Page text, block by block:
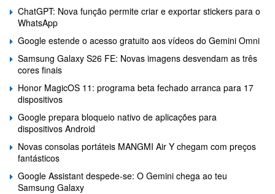
ChatGPT: Nova função permite criar e exportar stickers para o
WhatsApp
Google estende o acesso gratuito aos vídeos do Gemini Omni
Samsung Galaxy S26 FE: Novas imagens desvendam as três
cores finais
Honor MagicOS 11: programa beta fechado arranca para 17
dispositivos
Google prepara bloqueio nativo de aplicações para
dispositivos Android
Novas consolas portáteis MANGMI Air Y chegam com preços
fantásticos
Google Assistant despede-se: O Gemini chega ao teu
Samsung Galaxy